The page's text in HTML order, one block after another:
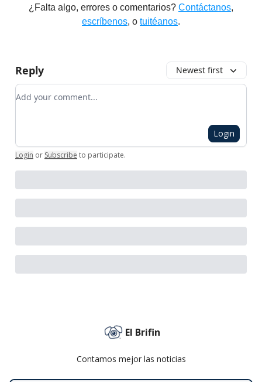
¿Falta algo, errores o comentarios? Contáctanos,
escríbenos, o tuitéanos.
Reply Newest first
Add your comment
Login
Login or Subscribe to participate.
El Brifin
Contamos mejor las noticias